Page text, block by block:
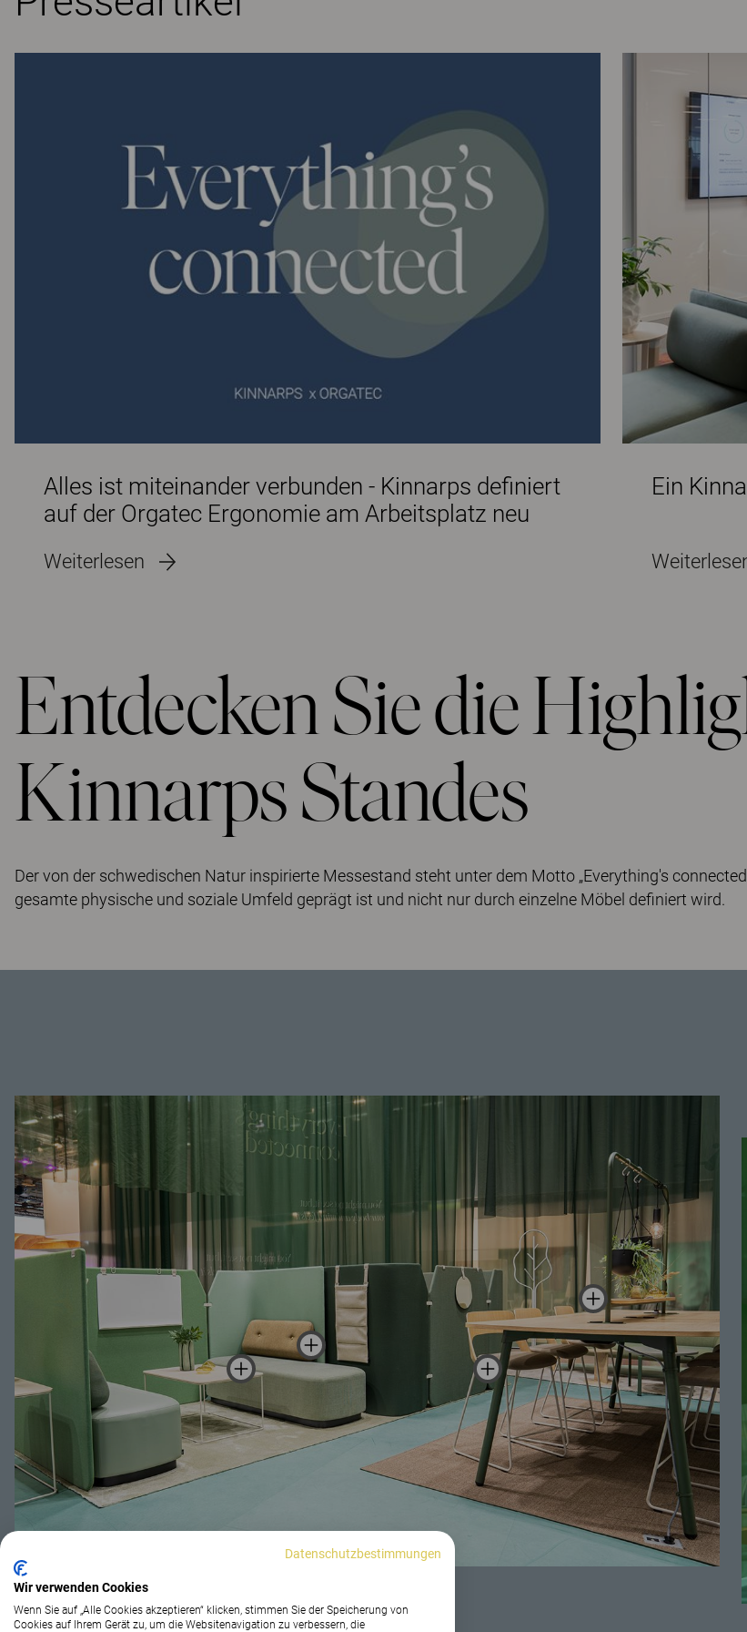
Alles ist miteinander verbunden - Kinnarps definiert
auf der Orgatec Ergonomie am Arbeitsplatz neu
Weiterlesen
Ein
Entdecken Sie die
Kinnarps Standes
Der von der schwedischen Natur inspirierte Messestand steht unter dem Motto „Everything's
gesamte physische und soziale Umfeld geprägt ist und nicht nur durch einzelne Möbel definiert wird.
Datenschutzbestimmungen
Wir verwenden Cookies
Wenn Sie auf „Alle Cookies akzeptieren“ klicken, stimmen Sie der Speicherung von
Cookies auf Ihrem Gerät zu, um die Websitenavigation zu verbessern, die